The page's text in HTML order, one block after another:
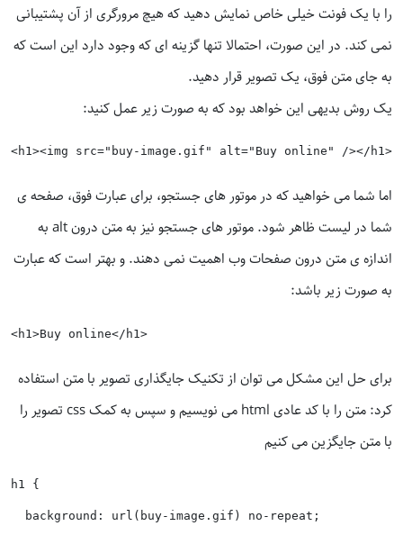
را با یک فونت خیلی خاص نمایش دهید که هیچ مرورگری از آن پشتیبانی
نمی کند. در این صورت، احتمالا تنها گزینه ای که وجود دارد این است که
به جای متن فوق، یک تصویر قرار دهید.
یک روش بدیهی این خواهد بود که به صورت زیر عمل کنید:
اما شما می خواهید که در موتور های جستجو، برای عبارت فوق، صفحه ی
شما در لیست ظاهر شود. موتور های جستجو نیز به متن درون alt به
اندازه ی متن درون صفحات وب اهمیت نمی دهند. و بهتر است که عبارت
به صورت زیر باشد:
برای حل این مشکل می توان از تکنیک جایگذاری تصویر با متن استفاده
کرد: متن را با کد عادی html می نویسیم و سپس به کمک css تصویر را
با متن جایگزین می کنیم
h1 {
  background: url(buy-image.gif) no-repeat;